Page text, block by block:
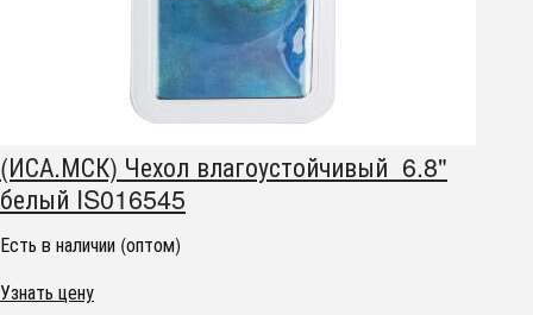
(ИСА.МСК) Чехол влагоустойчивый 6.8"
белый IS016545
Есть в наличии (оптом)
Узнать цену